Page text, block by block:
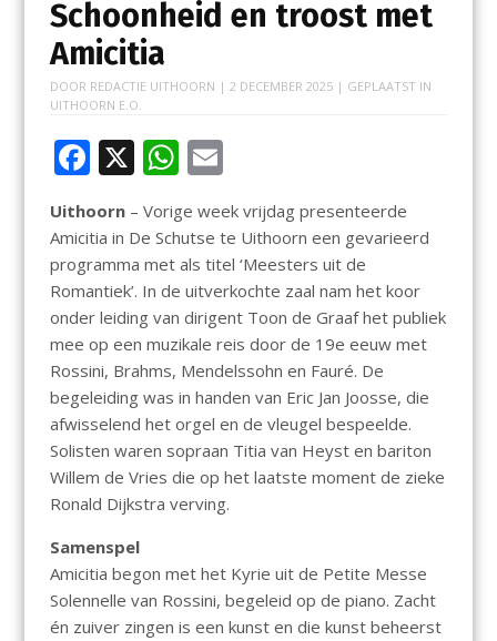
Schoonheid en troost met
Amicitia
DOOR REDACTIE UITHOORN | 2 DECEMBER 2025| GEPLAATST IN
UITHOORN E.O.
F
e
b
o
o
k
X W
at
s
A
p
p
E
m
ai
l
Uithoorn– Vorige week vrijdag presenteerde
Amicitia in De Schutse te Uithoorn een gevarieerd
programma met als titel ‘Meesters uit de
Romantiek’. In de uitverkochte zaal nam het koor
onder leiding van dirigent Toon de Graaf het publiek
mee op een muzikale reis door de 19e eeuw met
Rossini, Brahms, Mendelssohn en Fauré. De
begeleiding was in handen van Eric Jan Joosse, die
afwisselend het orgel en de vleugel bespeelde.
Solisten waren sopraan Titia van Heyst en bariton
Willem de Vries die op het laatste moment de zieke
Ronald Dijkstra verving.
Samenspel
Amicitia begon met het Kyrie uit de Petite Messe
Solennelle van Rossini, begeleid op de piano. Zacht
én zuiver zingen is een kunst en die kunst beheerst